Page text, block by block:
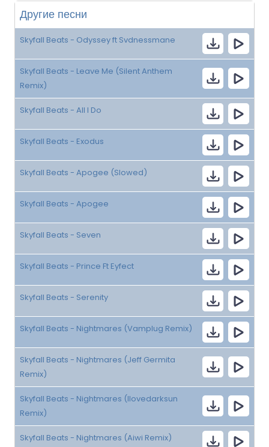
Другие песни
Skyfall Beats - Odyssey ft Svdnessmane
Skyfall Beats - Leave Me (Silent Anthem
Remix)
Skyfall Beats - All I Do
Skyfall Beats - Exodus
Skyfall Beats - Apogee (Slowed)
Skyfall Beats - Apogee
Skyfall Beats - Seven
Skyfall Beats - Prince Ft Eyfect
Skyfall Beats - Serenity
Skyfall Beats - Nightmares (Vamplug Remix)
Skyfall Beats - Nightmares (Jeff Germita
Remix)
Skyfall Beats - Nightmares (Ilovedarksun
Remix)
Skyfall Beats - Nightmares (Aiwi Remix)